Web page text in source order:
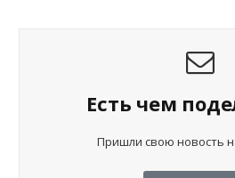
Есть чем
Пришли свою новость